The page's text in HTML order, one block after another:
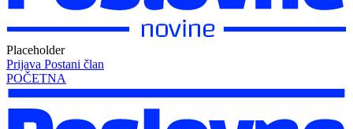
Placeholder
Prijava Postani član
POČETNA